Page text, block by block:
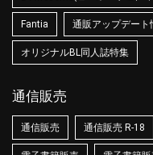
Fantia 通販アップデート
オリジナルBL同人誌特集
通信販売
通信販売 通信販売 R-18